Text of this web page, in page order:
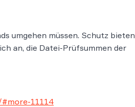
umgehen müssen. Schutz bieten
an, die Datei-Prüfsummen der
11114